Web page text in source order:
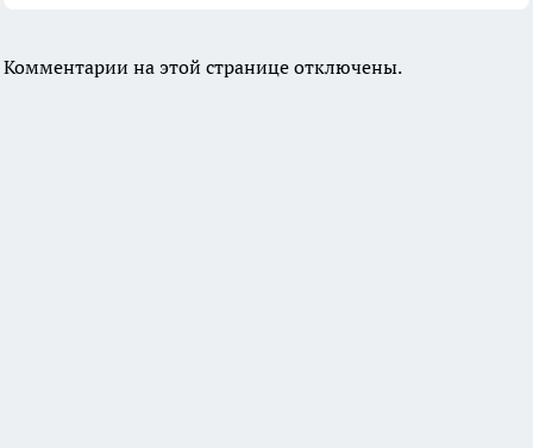
Комментарии на этой странице отключены.